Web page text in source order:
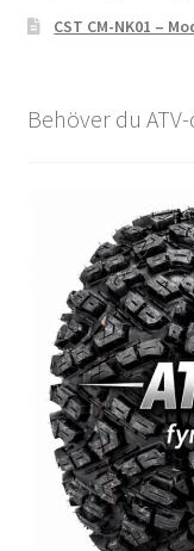
CST CM-NK01 –
Behöver du